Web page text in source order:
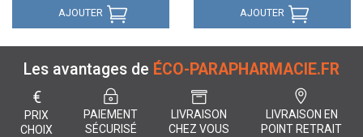
AJOUTER AJOUTER
Les avantages de ÉCO-PARAPHARMACIE.FR
€
PRIX
CHOIX
PAIEMENT
SÉCURISÉ
LIVRAISON
CHEZ VOUS
LIVRAISON EN
POINT RETRAIT